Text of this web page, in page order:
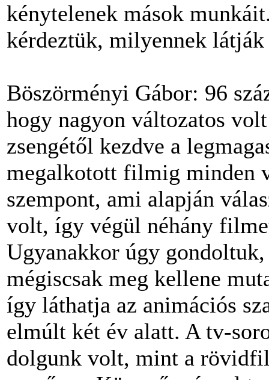
kénytelenek mások
kérdeztük, milyennek
Böszörményi Gábor: 96
hogy nagyon változatos
zsengétől kezdve a
megalkotott filmig minden
szempont, ami alapján
volt, így végül néhány
Ugyanakkor úgy
mégiscsak meg kellene
így láthatja az animációs
elmúlt két év alatt. A tv-
dolgunk volt, mint a